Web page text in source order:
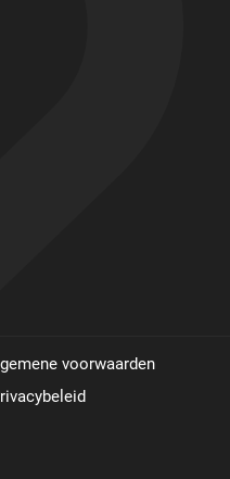
voorwaarden